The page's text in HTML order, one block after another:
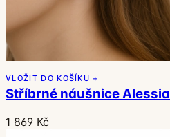
VLOŽIT DO KOŠÍKU +
Stříbrné náušnice Alessia
1 869 Kč